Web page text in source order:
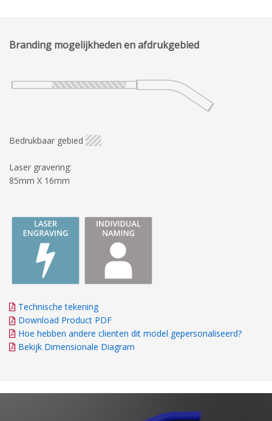
Branding mogelijkheden en afdrukgebied
Bedrukbaar gebied
Laser gravering:
85mm X 16mm
Technische tekening
Download Product PDF
Hoe hebben andere clienten dit model gepersonaliseerd?
Bekijk Dimensionale Diagram